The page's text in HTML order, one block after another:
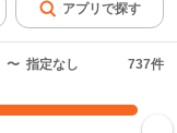
アプリで探す
〜 指定なし 737件